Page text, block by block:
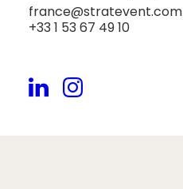
france@stratevent.com
+33 1 53 67 49 10